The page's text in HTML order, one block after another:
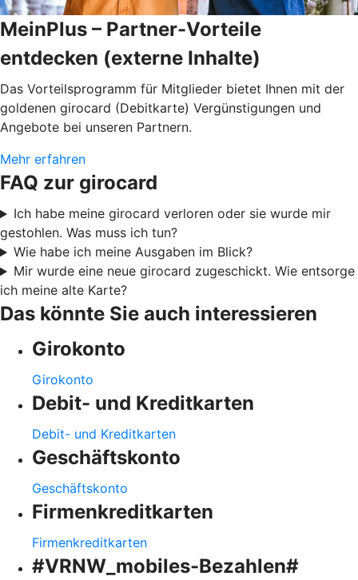
MeinPlus – Partner-Vorteile
entdecken (externe Inhalte)
Das Vorteilsprogramm für Mitglieder bietet Ihnen mit der
goldenen girocard (Debitkarte) Vergünstigungen und
Angebote bei unseren Partnern.
Mehr erfahren
FAQ zur girocard
Ich habe meine girocard verloren oder sie wurde mir
gestohlen. Was muss ich tun?
Wie habe ich meine Ausgaben im Blick?
Mir wurde eine neue girocard zugeschickt. Wie entsorge
ich meine alte Karte?
Das könnte Sie auch interessieren
Girokonto
Girokonto
Debit- und Kreditkarten
Debit- und Kreditkarten
Geschäftskonto
Geschäftskonto
Firmenkreditkarten
Firmenkreditkarten
#VRNW_mobiles-Bezahlen#